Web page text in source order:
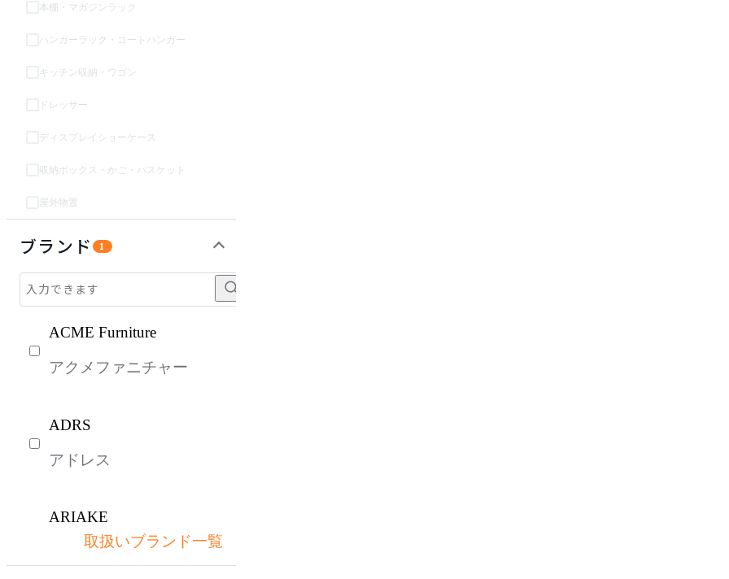
本棚・マガジンラック
ハンガーラック・コートハンガー
キッチン収納・ワゴン
ドレッサー
ディスプレイショーケース
収納ボックス・かご・バスケット
屋外物置
ブランド 1
ACME Furniture
アクメファニチャー
ADRS
アドレス
ARIAKE
アリアケ
取扱いブランド一覧